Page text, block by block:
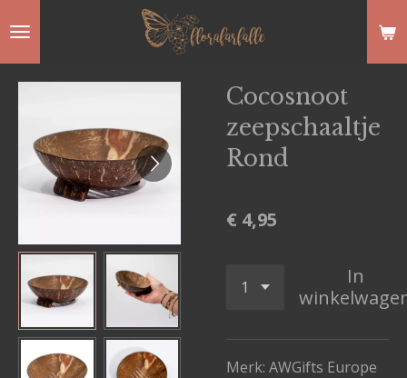
Cocosnoot
zeepschaaltje
Rond
€ 4,95
In
Merk: AWGifts Europe